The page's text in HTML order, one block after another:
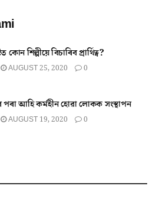
শিল্পীয়ে বিচাৰিব প্ৰাৰ্থিত্ব?
AUGUST 25, 2020 0
পৰা আহি কৰ্মহীন হোৱা লোকক সংস্থাপন
AUGUST 19, 2020 0